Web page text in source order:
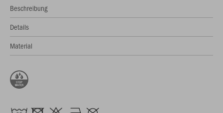
Beschreibung
Details
Material